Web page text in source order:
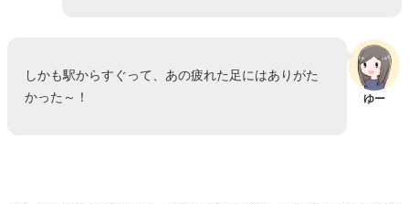
ゆー
しかも駅からすぐって、あの疲れた足にはありがた
かった～！